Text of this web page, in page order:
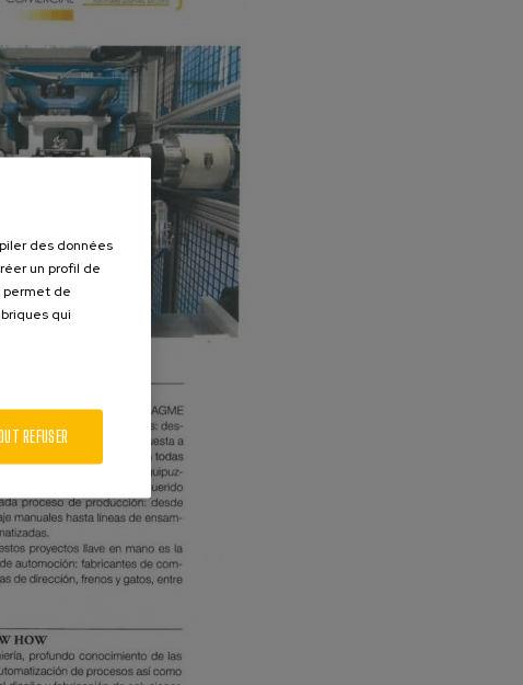
des données
un profil de
permet de
qui
REFUSER